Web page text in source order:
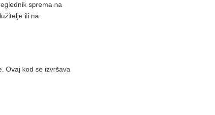
sprema na
ili na
Ovaj kod se izvršava